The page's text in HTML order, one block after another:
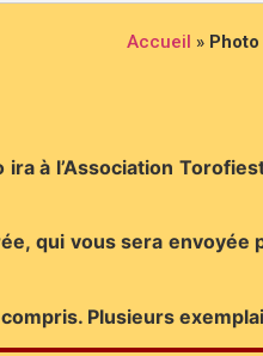
Accueil »
à l’Association
qui vous sera
Plusieurs